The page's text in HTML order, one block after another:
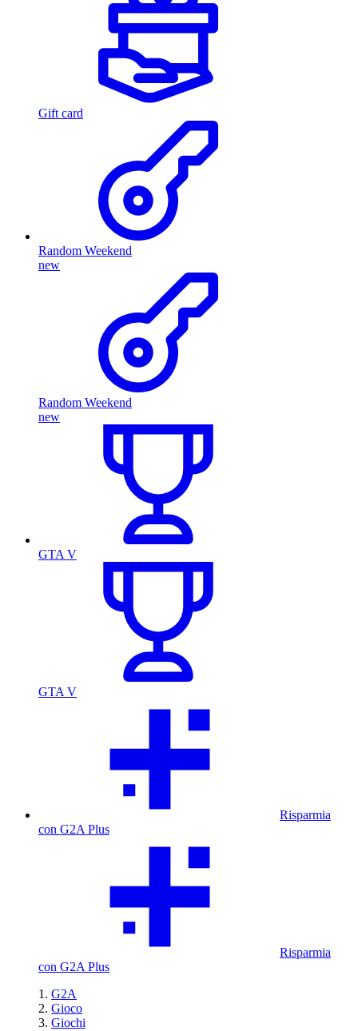
Gift card
Random Weekend
new
Random Weekend
new
GTA V
GTA V
Risparmia
con G2A Plus
Risparmia
con G2A Plus
G2A
Gioco
Giochi